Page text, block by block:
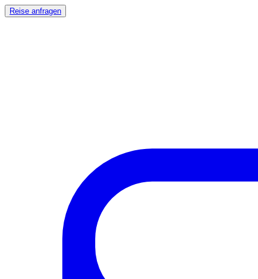
Reise anfragen